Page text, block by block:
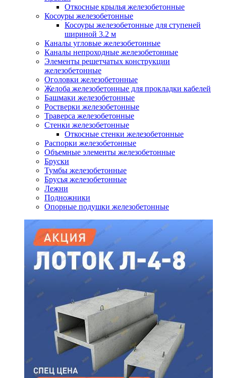
Откосные крылья железобетонные
Косоуры железобетонные
Косоуры железобетонные для ступеней
шириной 3.2 м
Каналы угловые железобетонные
Каналы непроходные железобетонные
Элементы решетчатых конструкции
железобетонные
Оголовки железобетонные
Желоба железобетонные для прокладки кабелей
Башмаки железобетонные
Ростверки железобетонные
Траверса железобетонные
Стенки железобетонные
Откосные стенки железобетонные
Распорки железобетонные
Объемные элементы железобетонные
Бруски
Тумбы железобетонные
Брусья железобетонные
Лежни
Подножники
Опорные подушки железобетонные